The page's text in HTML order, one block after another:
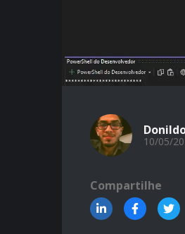
10/05/
Compartilhe